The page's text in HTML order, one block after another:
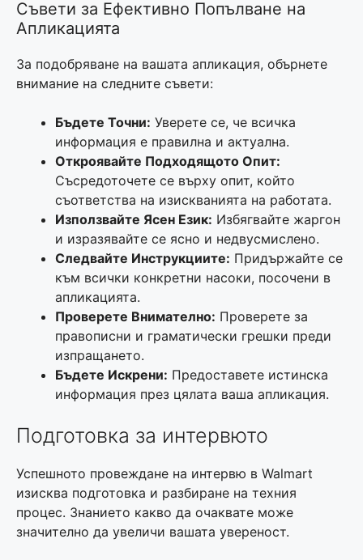
Съвети за Ефективно Попълване на
Апликацията
За подобряване на вашата апликация, обърнете
внимание на следните съвети:
Бъдете Точни: Уверете се, че всичка
информация е правилна и актуална.
Откроявайте Подходящото Опит:
Съсредоточете се върху опит, който
съответства на изискванията на работата.
Използвайте Ясен Език: Избягвайте жаргон
и изразявайте се ясно и недвусмислено.
Следвайте Инструкциите: Придържайте се
към всички конкретни насоки, посочени в
апликацията.
Проверете Внимателно: Проверете за
правописни и граматически грешки преди
изпращането.
Бъдете Искрени: Предоставете истинска
информация през цялата ваша апликация.
Подготовка за интервюто
Успешното провеждане на интервю в Walmart
изисква подготовка и разбиране на техния
процес. Знанието какво да очаквате може
значително да увеличи вашата увереност.